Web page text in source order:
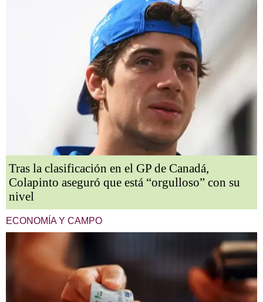
Tras la clasificación en el GP de Canadá,
Colapinto aseguró que está “orgulloso” con su
nivel
ECONOMÍA Y CAMPO